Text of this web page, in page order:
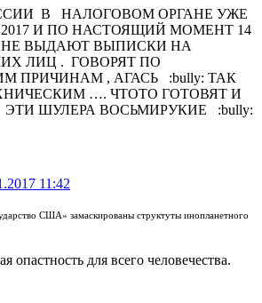
В НАЛОГОВОМ ОРГАНЕ УЖЕ
И ПО НАСТОЯЩИЙ МОМЕНТ 14
НЕ ВЫДАЮТ ВЫПИСКИ НА
ЛИЦ . ГОВОРЯТ ПО
ПРИЧИНАМ , АГАСЬ :bully: ТАК
…. ЧТОТО ГОТОВЯТ И
ШУЛЕРА ВОСЬМИРУКИЕ :bully:
11:42
США» замаскированы структуты инопланетного
для всего человечества.